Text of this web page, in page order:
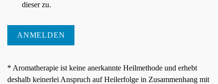
dieser zu.
ANMELDEN
* Aromatherapie ist keine anerkannte Heilmethode und erhebt
deshalb keinerlei Anspruch auf Heilerfolge in Zusammenhang mit